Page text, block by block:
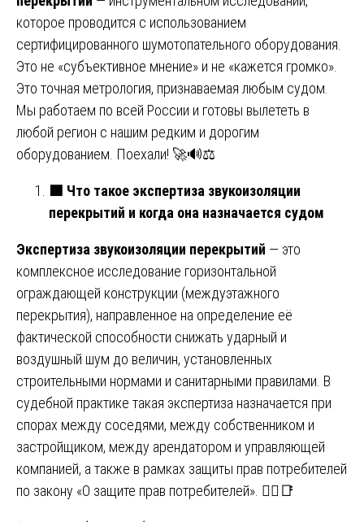
которое проводится с использованием
сертифицированного шумотопательного оборудования.
Это не «субъективное мнение» и не «кажется громко».
Это точная метрология, признаваемая любым судом.
Мы работаем по всей России и готовы вылететь в
любой регион с нашим редким и дорогим
оборудованием. Поехали! 🚀🔊⚖️
🟩 Что такое экспертиза звукоизоляции
перекрытий и когда она назначается судом
Экспертиза звукоизоляции перекрытий — это
комплексное исследование горизонтальной
ограждающей конструкции (междуэтажного
перекрытия), направленное на определение её
фактической способности снижать ударный и
воздушный шум до величин, установленных
строительными нормами и санитарными правилами. В
судебной практике такая экспертиза назначается при
спорах между соседями, между собственником и
застройщиком, между арендатором и управляющей
компанией, а также в рамках защиты прав потребителей
по закону «О защите прав потребителей». 🧑‍⚖️📑